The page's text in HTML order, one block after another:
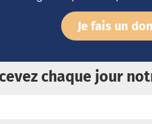
Je fais un don
chaque jour